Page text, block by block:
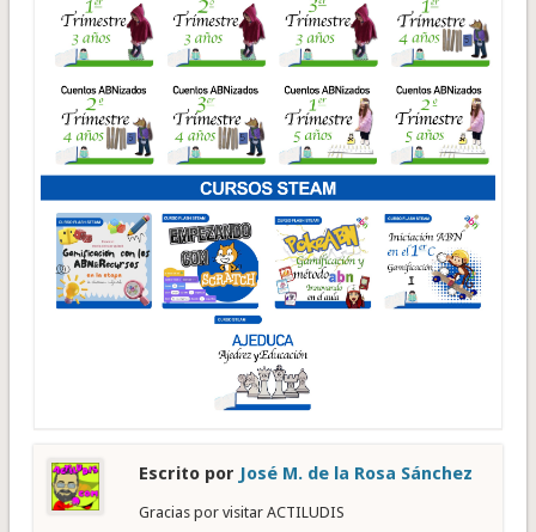
Escrito por José M. de la Rosa Sánchez
Gracias por visitar ACTILUDIS